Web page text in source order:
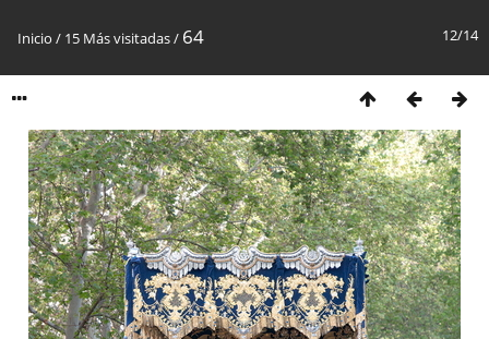
12/14
Inicio / 15 Más visitadas/ 64